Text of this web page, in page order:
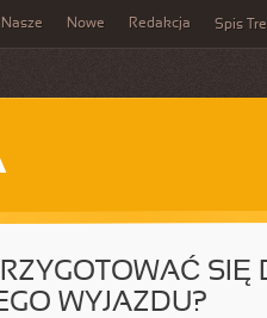
Nasze Nowe Redakcja Spis
SIĘ
WYJAZDU?